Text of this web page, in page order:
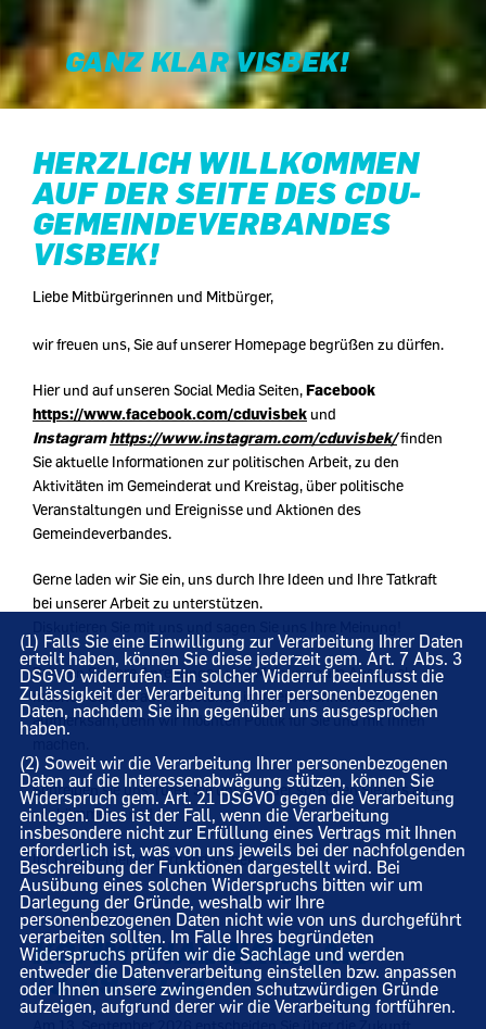
GANZ KLAR VISBEK!
HERZLICH WILLKOMMEN
AUF DER SEITE DES CDU-
GEMEINDEVERBANDES
VISBEK!
Liebe Mitbürgerinnen und Mitbürger,
wir freuen uns, Sie auf unserer Homepage begrüßen zu dürfen.
Hier und auf unseren Social Media Seiten,Facebook
https://www.facebook.com/cduvisbek und
Instagramhttps://www.instagram.com/cduvisbek/finden
Sie aktuelle Informationen zur politischen Arbeit, zu den
Aktivitäten im Gemeinderat und Kreistag, über politische
Veranstaltungen und Ereignisse und Aktionen des
Gemeindeverbandes.
Gerne laden wir Sie ein, uns durch Ihre Ideen und Ihre Tatkraft
bei unserer Arbeit zu unterstützen.
Bringen Sie Ihre Anregungen und Meinung zum Ausdruck,
machen Sie uns auf Missstände in Ihrem Wohnumfeld
aufmerksam, denn wir möchten Politik für Sie und mit Ihnen
Schreiben sie uns, rufen Sie uns an oder sprechen Sie uns an –
wir kümmern uns!
Ihr CDU Gemeindeverband Visbek
KOMMUNALWAHL AM
13.09.2026
(1) Falls Sie eine Einwilligung zur Verarbeitung Ihrer Daten
erteilt haben, können Sie diese jederzeit gem. Art. 7 Abs. 3
DSGVO widerrufen. Ein solcher Widerruf beeinflusst die
Zulässigkeit der Verarbeitung Ihrer personenbezogenen
Daten, nachdem Sie ihn gegenüber uns ausgesprochen
haben.
(2) Soweit wir die Verarbeitung Ihrer personenbezogenen
Daten auf die Interessenabwägung stützen, können Sie
Widerspruch gem. Art. 21 DSGVO gegen die Verarbeitung
einlegen. Dies ist der Fall, wenn die Verarbeitung
insbesondere nicht zur Erfüllung eines Vertrags mit Ihnen
erforderlich ist, was von uns jeweils bei der nachfolgenden
Beschreibung der Funktionen dargestellt wird. Bei
Ausübung eines solchen Widerspruchs bitten wir um
Darlegung der Gründe, weshalb wir Ihre
personenbezogenen Daten nicht wie von uns durchgeführt
verarbeiten sollten. Im Falle Ihres begründeten
Widerspruchs prüfen wir die Sachlage und werden
entweder die Datenverarbeitung einstellen bzw. anpassen
oder Ihnen unsere zwingenden schutzwürdigen Gründe
aufzeigen, aufgrund derer wir die Verarbeitung fortführen.